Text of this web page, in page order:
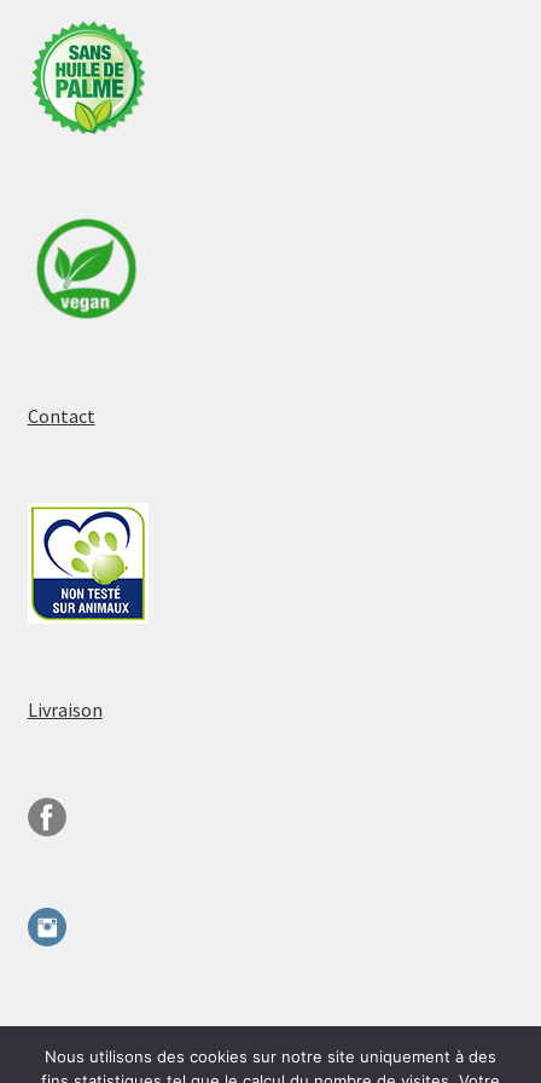
Contact
Livraison
Nous utilisons des cookies sur notre site uniquement à des